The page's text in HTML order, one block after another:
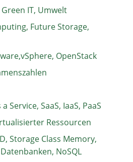
IT, Umwelt
Future Storage,
OpenStack
Service, SaaS, IaaS, PaaS
Ressourcen
Storage Class Memory,
NoSQL